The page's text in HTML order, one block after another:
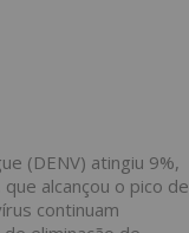
(DENV) atingiu 9%,
alcançou o pico de
continuam